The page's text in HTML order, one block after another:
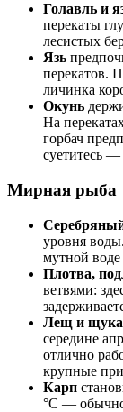
Голавль и
перекаты
лесистых
Язь
перекатов.
личинка
Окунь
На
горбач
суетитесь
Мирная рыба
уровня
мутной
Плотва,
ветвями:
Лещ и щука
середине
отлично
крупные
Карп
°C —